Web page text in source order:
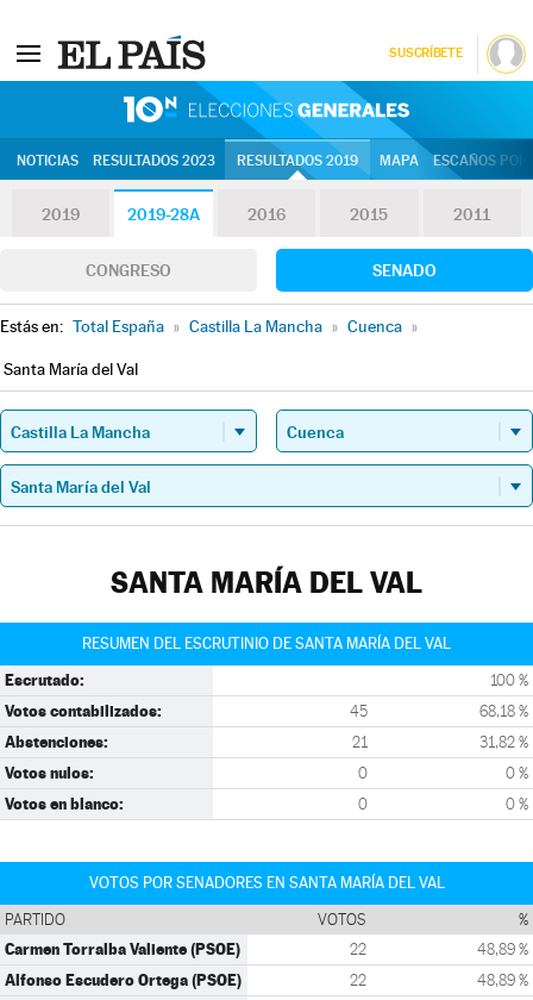
SUSCRÍBETE
NOTICIAS RESULTADOS 2023 RESULTADOS 2019 MAPA ESCAÑOS
2019 2019-28A 2016 2015 2011
CONGRESO SENADO
Estás en: Total España » Castilla La Mancha » Cuenca »
Santa María del Val
SANTA MARÍA DEL VAL
RESUMEN DEL ESCRUTINIO DE SANTA MARÍA DEL VAL
Escrutado: 100 %
Votos contabilizados: 45 68,18 %
Abstenciones: 21 31,82 %
Votos nulos: 0 0 %
Votos en blanco: 0 0 %
VOTOS POR SENADORES EN SANTA MARÍA DEL VAL
PARTIDO VOTOS %
Carmen Torralba Valiente (PSOE) 22 48,89 %
Alfonso Escudero Ortega (PSOE) 22 48,89 %